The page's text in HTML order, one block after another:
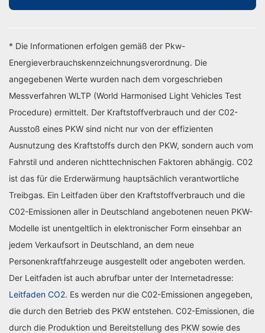
* Die Informationen erfolgen gemäß der Pkw-
Energieverbrauchskennzeichnungsverordnung. Die
angegebenen Werte wurden nach dem vorgeschrieben
Messverfahren WLTP (World Harmonised Light Vehicles Test
Procedure) ermittelt. Der Kraftstoffverbrauch und der C02-
Ausstoß eines PKW sind nicht nur von der effizienten
Ausnutzung des Kraftstoffs durch den PKW, sondern auch vom
Fahrstil und anderen nichttechnischen Faktoren abhängig. C02
ist das für die Erderwärmung hauptsächlich verantwortliche
Treibgas. Ein Leitfaden über den Kraftstoffverbrauch und die
C02-Emissionen aller in Deutschland angebotenen neuen PKW-
Modelle ist unentgeltlich in elektronischer Form einsehbar an
jedem Verkaufsort in Deutschland, an dem neue
Personenkraftfahrzeuge ausgestellt oder angeboten werden.
Der Leitfaden ist auch abrufbar unter der Internetadresse:
Leitfaden CO2. Es werden nur die C02-Emissionen angegeben,
die durch den Betrieb des PKW entstehen. C02-Emissionen, die
durch die Produktion und Bereitstellung des PKW sowie des